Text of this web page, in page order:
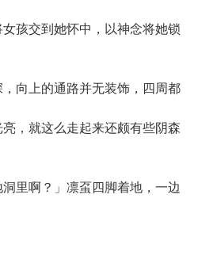
孩交到她怀中，以神念将她锁
向上的通路并无装饰，四周都
，就这么走起来还颇有些阴森
啊？」凛虿四脚着地，一边